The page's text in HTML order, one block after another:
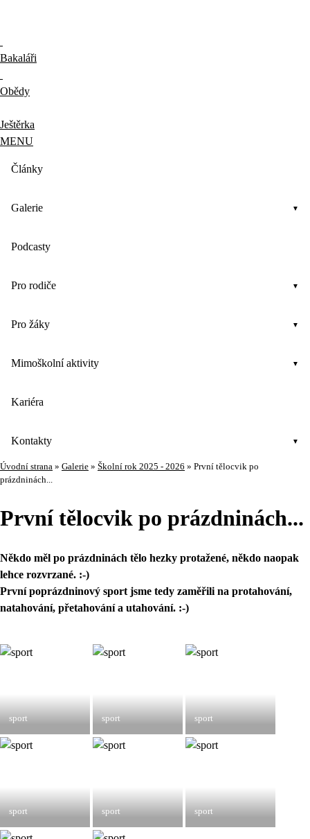
Bakaláři
Obědy
Ještěrka
MENU
Články
Galerie
Podcasty
Pro rodiče
Pro žáky
Mimoškolní aktivity
Kariéra
Kontakty
Úvodní strana » Galerie » Školní rok 2025 - 2026 » První tělocvik po
prázdninách...
První tělocvik po prázdninách...
Někdo měl po prázdninách tělo hezky protažené, někdo naopak
lehce rozvrzané. :-)
První poprázdninový sport jsme tedy zaměřili na protahování,
natahování, přetahování a utahování. :-)
sport sport sport
sport sport sport